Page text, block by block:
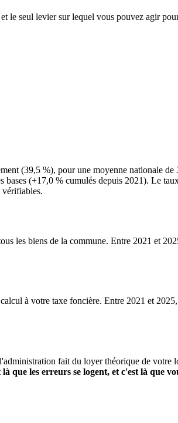
le seul levier sur lequel vous pouvez agir
(39,5 %), pour une moyenne nationale de
(+17,0 % cumulés depuis 2021). Le
vérifiables.
les biens de la commune. Entre 2021 et
à votre taxe foncière. Entre 2021 et
fait du loyer théorique de votre
là que les erreurs se logent, et c'est là que